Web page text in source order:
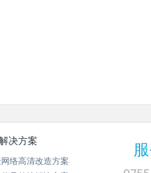
决方案
络高清改造方案